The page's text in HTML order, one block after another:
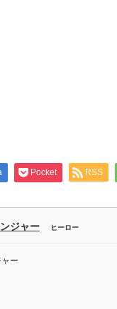
Pocket RSS
ジャー ヒーロー
ー